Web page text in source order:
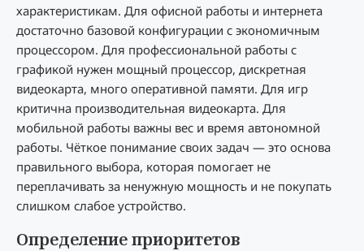
характеристикам. Для офисной работы и интернета
достаточно базовой конфигурации с экономичным
процессором. Для профессиональной работы с
графикой нужен мощный процессор, дискретная
видеокарта, много оперативной памяти. Для игр
критична производительная видеокарта. Для
мобильной работы важны вес и время автономной
работы. Чёткое понимание своих задач — это основа
правильного выбора, которая помогает не
переплачивать за ненужную мощность и не покупать
слишком слабое устройство.
Определение приоритетов